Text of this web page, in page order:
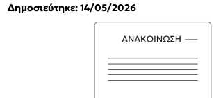
Δημοσιεύτηκε: 14/05/2026